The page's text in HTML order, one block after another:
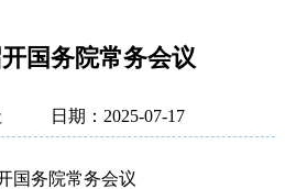
国务院常务会议
日期：2025-07-17
国务院常务会议